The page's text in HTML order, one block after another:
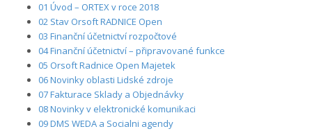
01 Úvod – ORTEX v roce 2018
02 Stav Orsoft RADNICE Open
03 Finanční účetnictví rozpočtové
04 Finanční účetnictví – připravované funkce
05 Orsoft Radnice Open Majetek
06 Novinky oblasti Lidské zdroje
07 Fakturace Sklady a Objednávky
08 Novinky v elektronické komunikaci
09 DMS WEDA a Socialni agendy